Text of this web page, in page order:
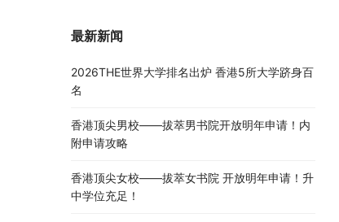
最新新闻
2026THE世界大学排名出炉 香港5所大学跻身百
名
香港顶尖男校——拔萃男书院开放明年申请！内
附申请攻略
香港顶尖女校——拔萃女书院 开放明年申请！升
中学位充足！